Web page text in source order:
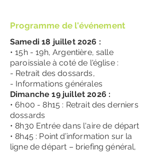
Programme de l'événement
Samedi 18 juillet 2026 :
• 15h - 19h, Argentière, salle
paroissiale à coté de l'église :
- Retrait des dossards,
- Informations générales
Dimanche 19 juillet 2026 :
• 6h00 - 8h15 : Retrait des derniers
dossards
• 8h30 Entrée dans l'aire de départ
• 8h45 : Point d’information sur la
ligne de départ – briefing général,